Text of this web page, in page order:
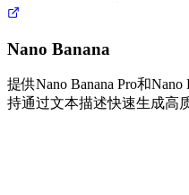
Nano Banana
提供Nano Banana Pro和
持通过文本描述快速生成高